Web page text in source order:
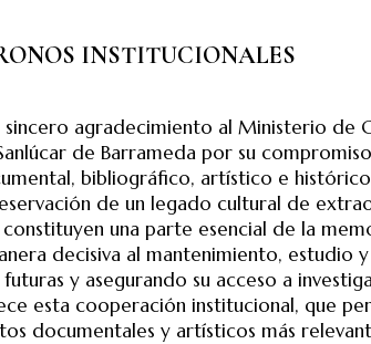
INSTITUCIONALES
sincero agradecimiento al Ministerio de
de Barrameda por su
bibliográfico, artístico e histórico
de un legado cultural de
una parte esencial de la
decisiva al mantenimiento, estudio
y asegurando su acceso a
esta cooperación institucional, que
documentales y artísticos más